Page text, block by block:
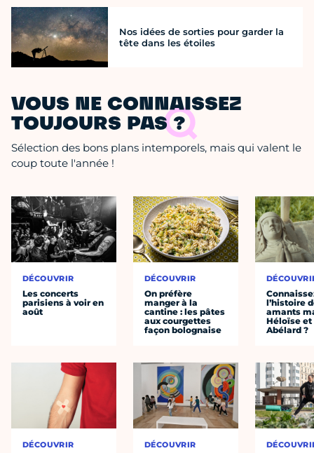
Nos idées de sorties pour garder la
tête dans les étoiles
VOUS NE CONNAISSEZ
TOUJOURS PAS ?
Sélection des bons plans intemporels, mais qui valent le
coup toute l'année !
DÉCOUVRIR
Les concerts
parisiens à voir en
août
DÉCOUVRIR
DÉCOUVRIR
On préfère
manger à la
cantine : les pâtes
aux courgettes
façon bolognaise
DÉCOUVRIR
l’histoire
amants
Héloïse et
Abélard ?